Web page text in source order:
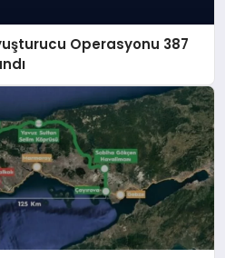
Operasyonu 387